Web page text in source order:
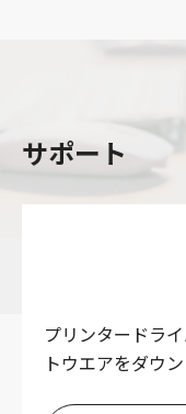
サポート
プリンタードラ
トウエアをダウ